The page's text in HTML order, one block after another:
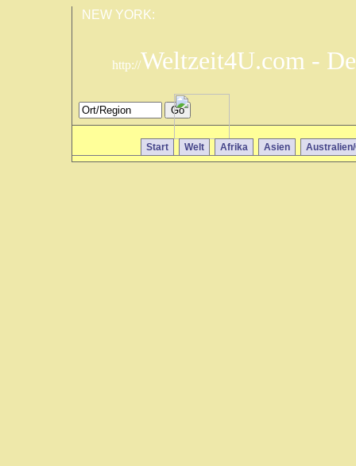
NEW YORK:
http://Weltzeit4U.com -
Start Welt Afrika Asien